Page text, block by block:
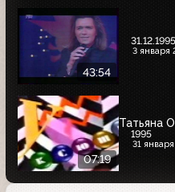
43:54
31.12.1995
3 января
07:19
Татьяна
1995
31